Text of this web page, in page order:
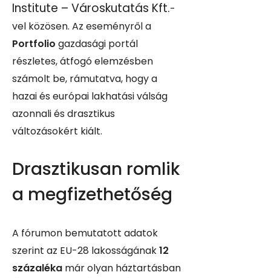
Institute – Városkutatás Kft.-
vel közösen. Az eseményről a
Portfolio gazdasági portál
részletes, átfogó elemzésben
számolt be, rámutatva, hogy a
hazai és európai lakhatási válság
azonnali és drasztikus
változásokért kiált.
Drasztikusan romlik
a megfizethetőség
A fórumon bemutatott adatok
szerint az EU-28 lakosságának12
százaléka már olyan háztartásban